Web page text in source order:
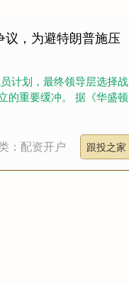
，为避特朗普施压
计划，最终领导层选择战
的重要缓冲。 据《华盛顿
：配资开户 跟投之家